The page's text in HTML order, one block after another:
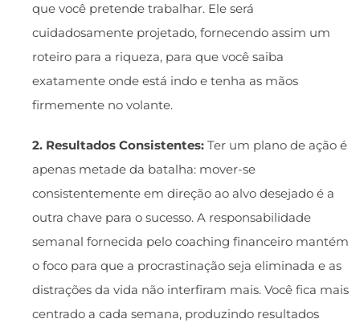
que você pretende trabalhar. Ele será
cuidadosamente projetado, fornecendo assim um
roteiro para a riqueza, para que você saiba
exatamente onde está indo e tenha as mãos
firmemente no volante.
2. Resultados Consistentes: Ter um plano de ação é
apenas metade da batalha: mover-se
consistentemente em direção ao alvo desejado é a
outra chave para o sucesso. A responsabilidade
semanal fornecida pelo coaching financeiro mantém
o foco para que a procrastinação seja eliminada e as
distrações da vida não interfiram mais. Você fica mais
centrado a cada semana, produzindo resultados